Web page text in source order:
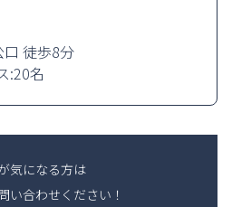
徒歩8分
:20名
気になる方は
い合わせください！